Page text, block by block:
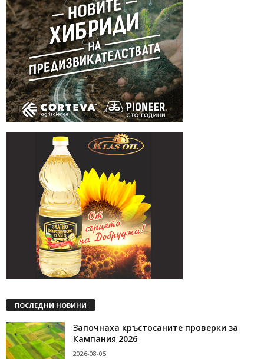
ПОСЛЕДНИ НОВИНИ
Започнаха кръстосаните проверки за
Кампания 2026
2026-08-05